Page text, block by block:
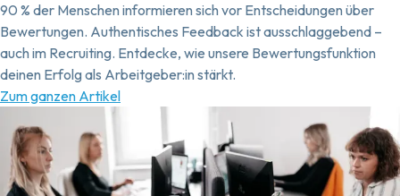
90 % der Menschen informieren sich vor Entscheidungen über
Bewertungen. Authentisches Feedback ist ausschlaggebend –
auch im Recruiting. Entdecke, wie unsere Bewertungsfunktion
deinen Erfolg als Arbeitgeber:in stärkt.
Zum ganzen Artikel